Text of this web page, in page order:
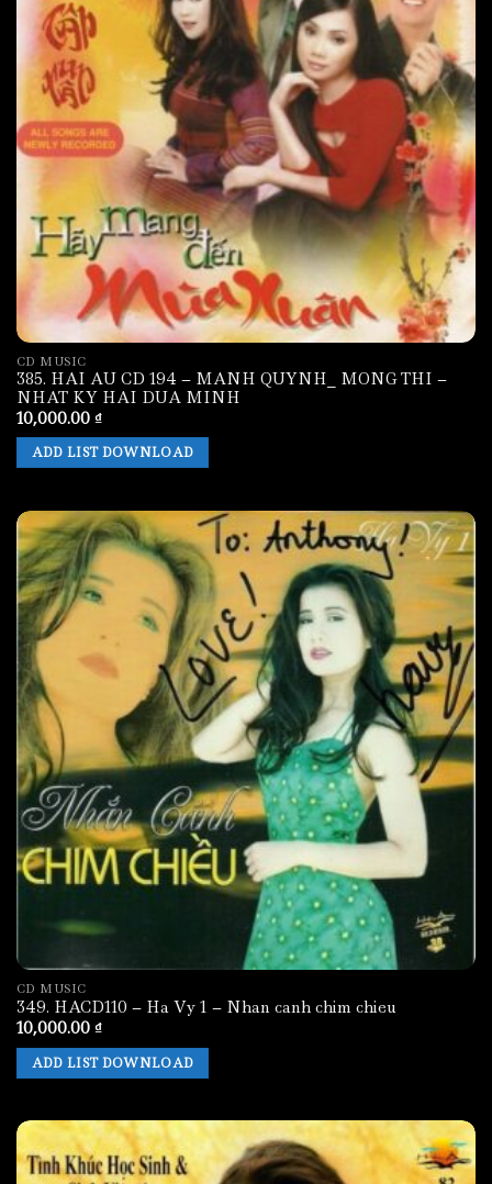
CD MUSIC
385. HAI AU CD 194 – MANH QUYNH_ MONG THI –
NHAT KY HAI DUA MINH
10,000.00 ₫
ADD LIST DOWNLOAD
CD MUSIC
349. HACD110 – Ha Vy 1 – Nhan canh chim chieu
10,000.00 ₫
ADD LIST DOWNLOAD